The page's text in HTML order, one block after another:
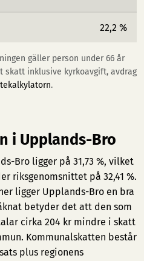
22,2 %
gäller person under 66 år
skatt inklusive kyrkoavgift, avdrag
.
i Upplands-Bro
Bro ligger på 31,73 %, vilket
riksgenomsnittet på 32,41 %.
ligger Upplands-Bro en bra
betyder det att den som
cirka 204 kr mindre i skatt
Kommunalskatten består
plus regionens